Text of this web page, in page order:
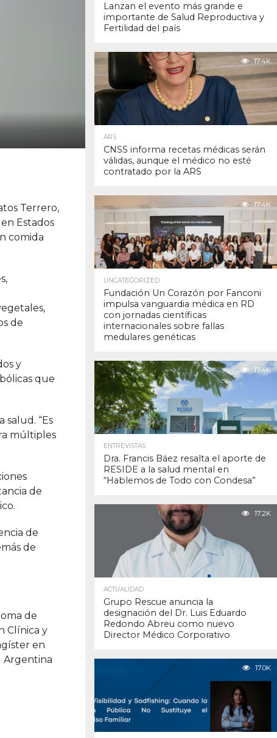
Terrero,
Estados
comida
de
y
que
“Es
múltiples
de
de
de
de
Clínica y
en
Argentina
Lanzan el evento más grande e
importante de Salud Reproductiva y
Fertilidad del país
17.4K
ARS
CNSS informa recetas médicas serán
válidas, aunque el médico no esté
contratado por la ARS
17.4K
UNCATEGORIZED
Fundación Un Corazón por Fanconi
impulsa vanguardia médica en RD
con jornadas científicas
internacionales sobre fallas
medulares genéticas
17.4K
ENTREVISTAS
Dra. Francis Báez resalta el aporte de
RESIDE a la salud mental en
“Hablemos de Todo con Condesa”
17.2K
ACTUALIDAD
Grupo Rescue anuncia la
designación del Dr. Luis Eduardo
Redondo Abreu como nuevo
Director Médico Corporativo
17.0K